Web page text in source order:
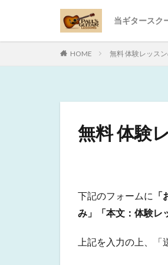
当ギタースク
HOME 無料 体験レッス
無料 体験
下記のフォームに
み」「本文：体験レ
上記を入力の上、「